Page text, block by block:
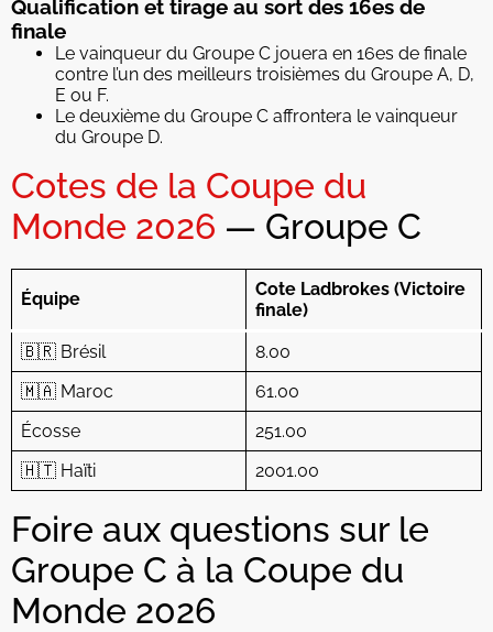
Qualification et tirage au sort des 16es de
finale
Le vainqueur du Groupe C jouera en 16es de finale
contre l’un des meilleurs troisièmes du Groupe A, D,
E ou F.
Le deuxième du Groupe C affrontera le vainqueur
du Groupe D.
Cotes de la Coupe du
Monde 2026 — Groupe C
Équipe
Cote Ladbrokes (Victoire
finale)
🇧🇷 Brésil
8.00
🇲🇦 Maroc
61.00
Écosse
251.00
🇭🇹 Haïti
2001.00
Foire aux questions sur le
Groupe C à la Coupe du
Monde 2026